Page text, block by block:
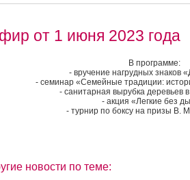
от 1 июня 2023 года
В программе:
- вручение нагрудных знаков
- семинар «Семейные традиции:
- санитарная вырубка деревьев
- акция «Легкие без
- турнир по боксу на призы В.
новости по теме: